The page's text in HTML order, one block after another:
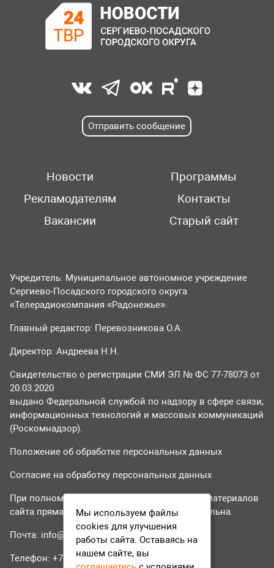
Отправить сообщение
Новости
Программы
Рекламодателям
Контакты
Вакансии
Старый сайт
Учредитель: Муниципальное автономное учреждение
Сергиево-Посадского городского округа
«Телерадиокомпания «Радонежье».
Главный редактор: Перевозникова О.А.
Директор: Андреева Н.Н.
Свидетельство о регистрации СМИ ЭЛ № ФС 77-78073 от
20.03.2020
выдано Федеральной службой по надзору в сфере связи,
информационных технологий и массовых коммуникаций
(Роскомнадзор).
Положение об обработке персональных данных
Согласие на обработку персональных данных
При полном или частичном использовании материалов
сайта прямая гиперссылка на tvr24.tv обязательна.
Почта: info@tvr24.tv
Телефон: +7 (496) 551-04-95
Мы используем файлы
cookies для улучшения
работы сайта. Оставаясь на
нашем сайте, вы